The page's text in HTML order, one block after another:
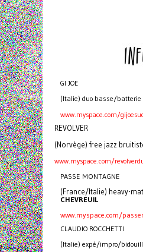
GI JOE
(Italie) duo basse/batterie
www.myspace.com/
REVOLVER
(Norvège) free jazz
www.myspace.com/
PASSE MONTAGNE
(France/Italie) heavy-
CHEVREUIL
www.myspace.com/
CLAUDIO ROCCHETTI
(Italie) expé/impro/